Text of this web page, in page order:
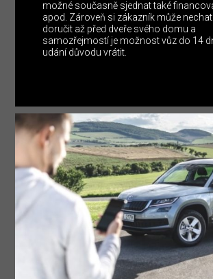
možné současně sjednat také
apod. Zároveň si zákazník může
doručit až před dveře svého domu a
samozřejmostí je možnost vůz do 14
udání důvodu vrátit.